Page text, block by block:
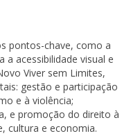
pontos-chave, como a
a acessibilidade visual e
Viver sem Limites,
gestão e participação
e à violência;
e promoção do direito à
cultura e economia.